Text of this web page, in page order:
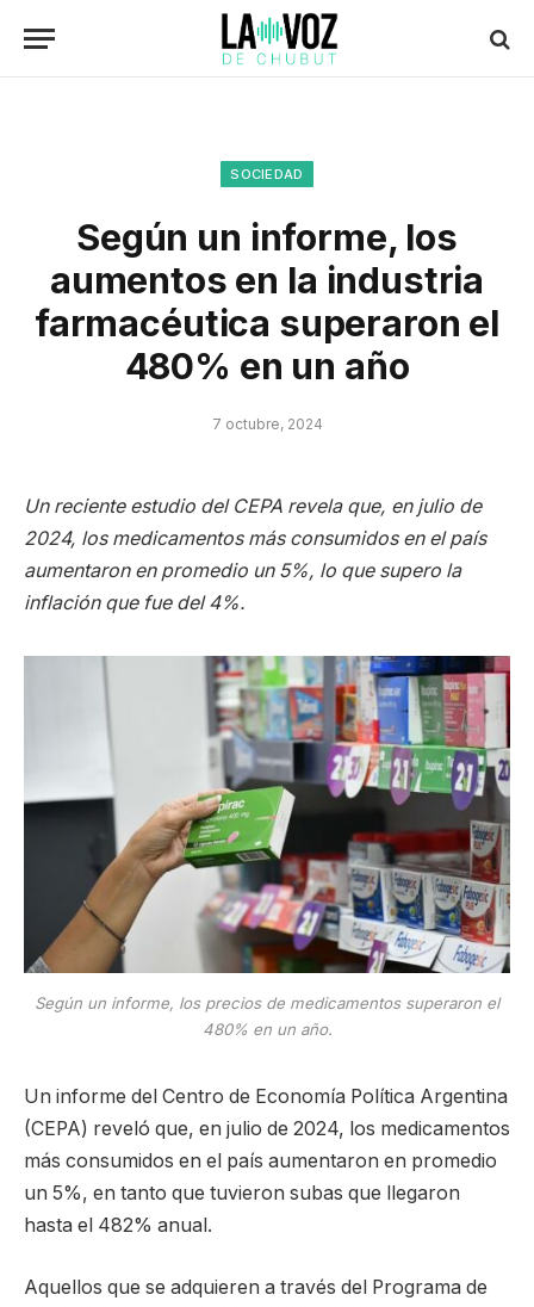
SOCIEDAD
Según un informe, los
aumentos en la industria
farmacéutica superaron el
480% en un año
7 octubre, 2024
Un reciente estudio del CEPA revela que, en julio de
2024, los medicamentos más consumidos en el país
aumentaron en promedio un 5%, lo que supero la
inflación que fue del 4%.
Según un informe, los precios de medicamentos superaron el
480% en un año.
Un informe del Centro de Economía Política Argentina
(CEPA) reveló que, en julio de 2024, los medicamentos
más consumidos en el país aumentaron en promedio
un 5%, en tanto que tuvieron subas que llegaron
hasta el 482% anual.
Aquellos que se adquieren a través del Programa de